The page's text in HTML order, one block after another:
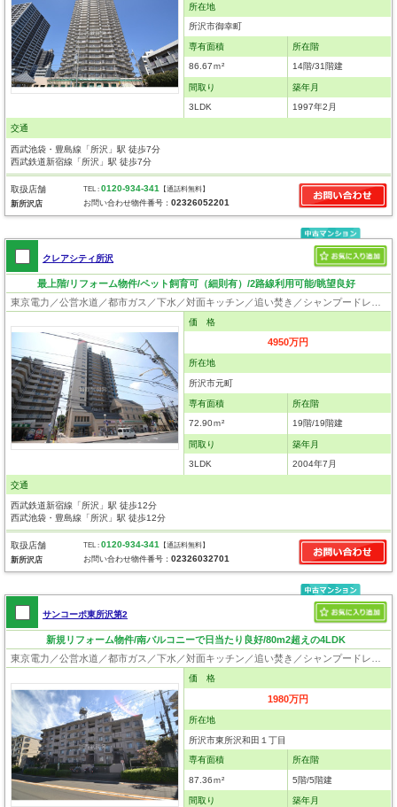
所在地
所沢市御幸町
専有面積
86.67ｍ²
所在階
14階/31階建
間取り
3LDK
築年月
1997年2月
交通
西武池袋・豊島線「所沢」駅 徒歩7分
西武鉄道新宿線「所沢」駅 徒歩7分
取扱店舗
新所沢店
TEL :0120-934-341 【通話料無料】
お問い合わせ物件番号：02326052201
クレアシティ所沢
最上階/リフォーム物件/ペット飼育可（細則有）/2路線利用可能/眺望良好
価 格
4950万円
所在地
所沢市元町
専有面積
72.90ｍ²
所在階
19階/19階建
間取り
3LDK
築年月
2004年7月
交通
西武鉄道新宿線「所沢」駅 徒歩12分
西武池袋・豊島線「所沢」駅 徒歩12分
取扱店舗
新所沢店
TEL :0120-934-341 【通話料無料】
お問い合わせ物件番号：02326032701
サンコーポ東所沢第2
新規リフォーム物件/南バルコニーで日当たり良好/80m2超えの4LDK
価 格
1980万円
所在地
所沢市東所沢和田１丁目
専有面積
87.36ｍ²
所在階
5階/5階建
間取り 築年月